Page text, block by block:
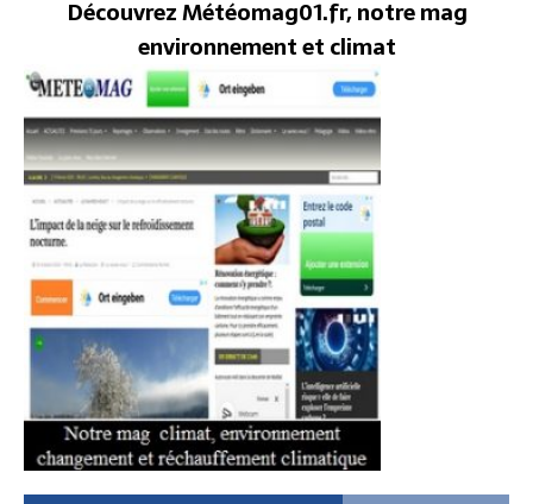
Découvrez Météomag01.fr, notre mag
environnement et climat